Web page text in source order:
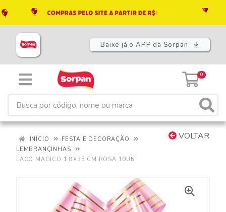
Baixe já o APP da Sorpan
0
VOLTAR
INÍCIO
FESTA E DECORAÇÃO
LEMBRANÇINHAS
LACO MAGICO 1,8X35 CM ROSA 10UN